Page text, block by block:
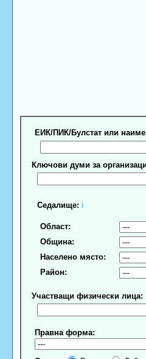
ЕИК/ПИК/Булстат или
Ключови думи за
Седалище: ℹ
Област:
Община:
Населено място:
Район:
Участващи физически лица:
Правна форма: